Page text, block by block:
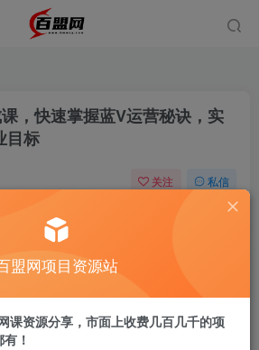
，快速掌握蓝V运营秘诀，实
目标
关注 私信
盟币9.9
盟网项目资源站
课资源分享，市面上收费几百几千的项
！